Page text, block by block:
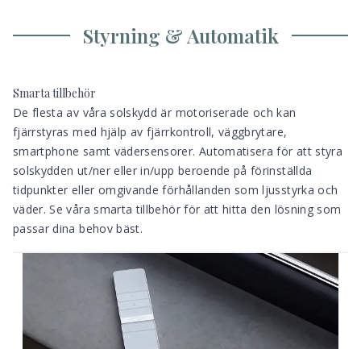
Styrning & Automatik
Smarta tillbehör
De flesta av våra solskydd är motoriserade och kan
fjärrstyras med hjälp av fjärrkontroll, väggbrytare,
smartphone samt vädersensorer. Automatisera för att styra
solskydden ut/ner eller in/upp beroende på förinställda
tidpunkter eller omgivande förhållanden som ljusstyrka och
väder. Se våra smarta tillbehör för att hitta den lösning som
passar dina behov bäst.